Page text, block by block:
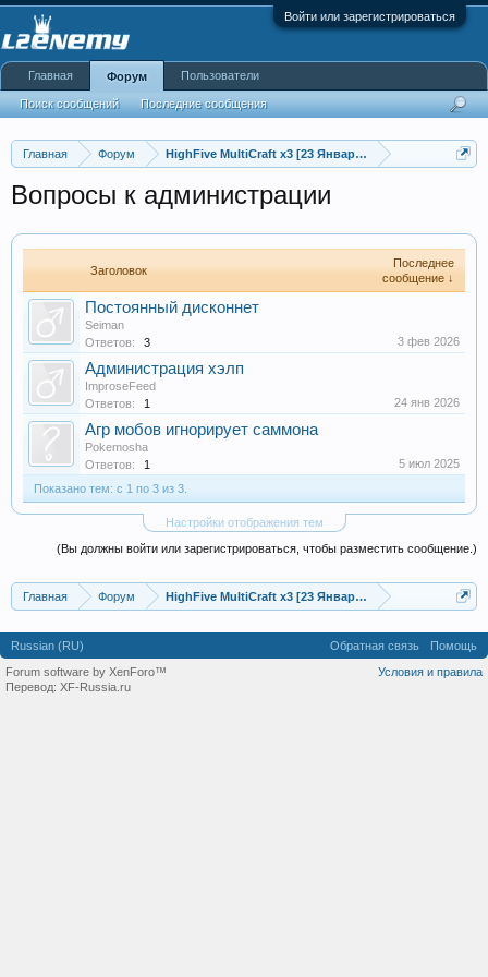
Войти или зарегистрироваться
Главная Форум HighFive MultiCraft x3 [23 Января в 20:00 GMT +3]
Вопросы к администрации
Заголовок
Последнее
сообщение ↓
Постоянный дисконнет
Seiman
Ответов:
3 3 фев 2026
Администрация хэлп
ImproseFeed
Ответов:
1 24 янв 2026
Агр мобов игнорирует саммона
Pokemosha
Ответов:
1
5 июл 2025
Показано тем: с 1 по 3 из 3.
Настройки отображения тем
(Вы должны войти или зарегистрироваться, чтобы разместить сообщение.)
Главная Форум HighFive MultiCraft x3 [23 Января в 20:00 GMT +3]
Главная Форум
Поиск сообщений Последние сообщения
Пользователи
Russian (RU) Обратная связь
Помощь
Условия и правила
Forum software by XenForo™
Перевод: XF-Russia.ru